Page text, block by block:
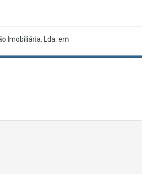
Imobiliária, Lda. em